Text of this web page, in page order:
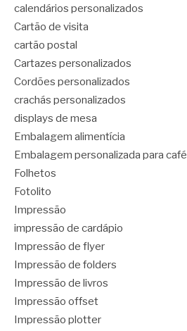
calendários personalizados
Cartão de visita
cartão postal
Cartazes personalizados
Cordões personalizados
crachás personalizados
displays de mesa
Embalagem alimentícia
Embalagem personalizada para café
Folhetos
Fotolito
Impressão
impressão de cardápio
Impressão de flyer
Impressão de folders
Impressão de livros
Impressão offset
Impressão plotter